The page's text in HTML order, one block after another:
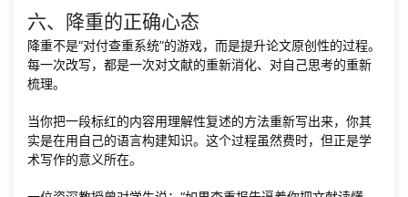
六、降重的正确心态
降重不是“对付查重系统”的游戏，而是提升论文原创性的过程。
每一次改写，都是一次对文献的重新消化、对自己思考的重新
梳理。
当你把一段标红的内容用理解性复述的方法重新写出来，你其
实是在用自己的语言构建知识。这个过程虽然费时，但正是学
术写作的意义所在。